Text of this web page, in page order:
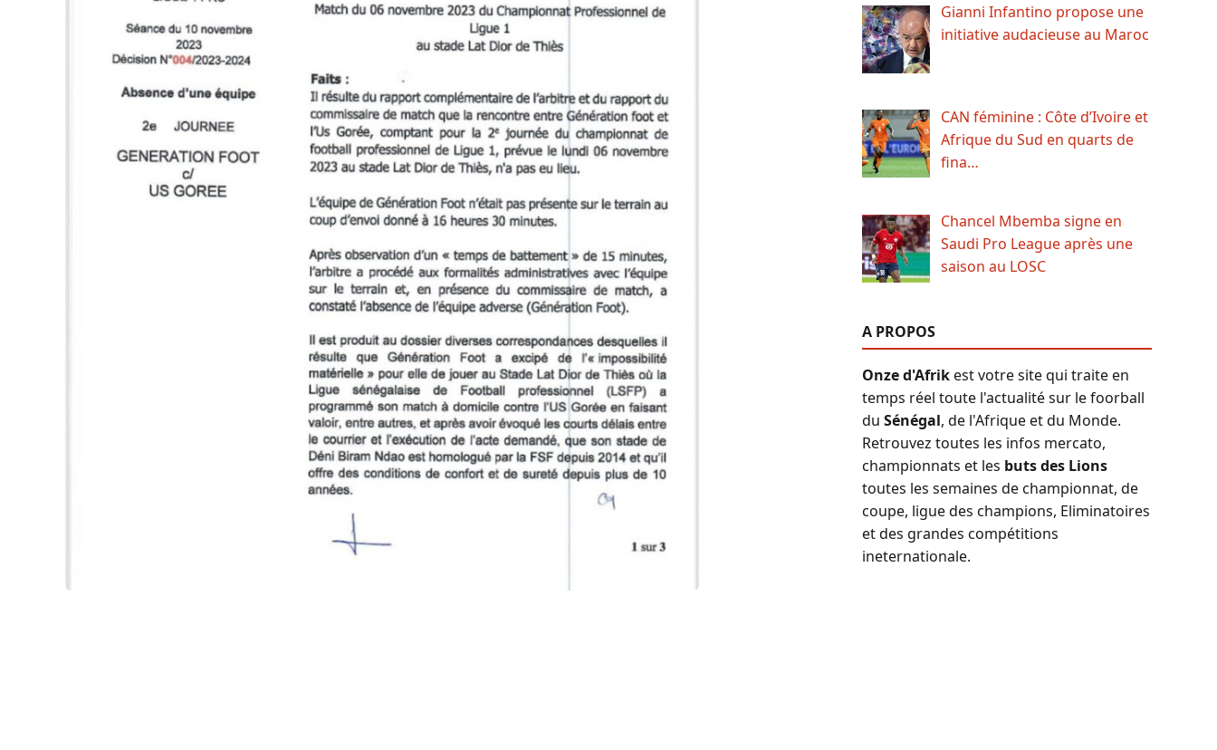
Gianni Infantino propose une
initiative audacieuse au Maroc
CAN féminine : Côte d’Ivoire et
Afrique du Sud en quarts de
fina…
Chancel Mbemba signe en
Saudi Pro League après une
saison au LOSC
A PROPOS
Onze d'Afrikest votre site qui traite en
temps réel toute l'actualité sur le foorball
du Sénégal, de l'Afrique et du Monde.
Retrouvez toutes les infos mercato,
championnats et les buts des Lions
toutes les semaines de championnat, de
coupe, ligue des champions, Eliminatoires
et des grandes compétitions
ineternationale.